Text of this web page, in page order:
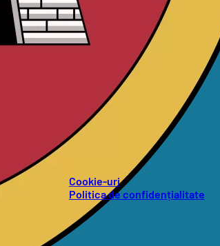
Cookie-uri
Politica de confidențialitate